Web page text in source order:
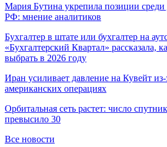
Мария Бутина укрепила позиции среди
РФ: мнение аналитиков
Бухгалтер в штате или бухгалтер на
«Бухгалтерский Квартал» рассказала,
выбрать в 2026 году
Иран усиливает давление на Кувейт из-
американских операциях
Орбитальная сеть растет: число
превысило 30
Все новости